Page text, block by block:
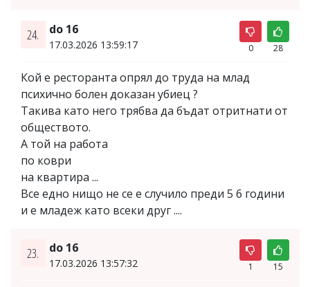
24. do 16
17.03.2026 13:59:17 0 28
Кой е ресторанта опрял до труда на млад
психично болен доказан убиец ?
Такива като него трябва да бъдат отритнати от
обществото.
А той на работа
по коври
на квартира ...
Все едно нищо не се е случило преди 5 6 години
и е младеж като всеки друг ....
23. do 16
17.03.2026 13:57:32 1 15